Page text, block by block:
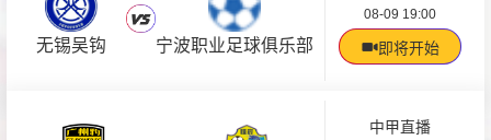
无锡吴钩 宁波职业足球俱乐部
08-09 19:00
即将开始
中甲直播